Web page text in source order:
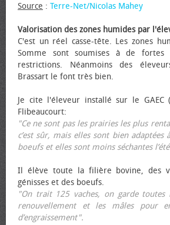
Source : Terre-Net/Nicolas Mahey
Valorisation des zones humides par
C'est un réel casse-tête. Les zones
Somme sont soumises à de fortes
restrictions. Néanmoins des
Brassart le font très bien.
Je cite l'éleveur installé sur le GAEC
Flibeaucourt:
"Ce ne sont pas les prairies les plus
c’est sûr, mais elles sont bien adaptées
bœufs et elles sont moins séchantes
Il élève toute la filière bovine, des
génisses et des bœufs.
"On trait 125 vaches, on garde
renouvellement et les mâles pour
d’engraissement".